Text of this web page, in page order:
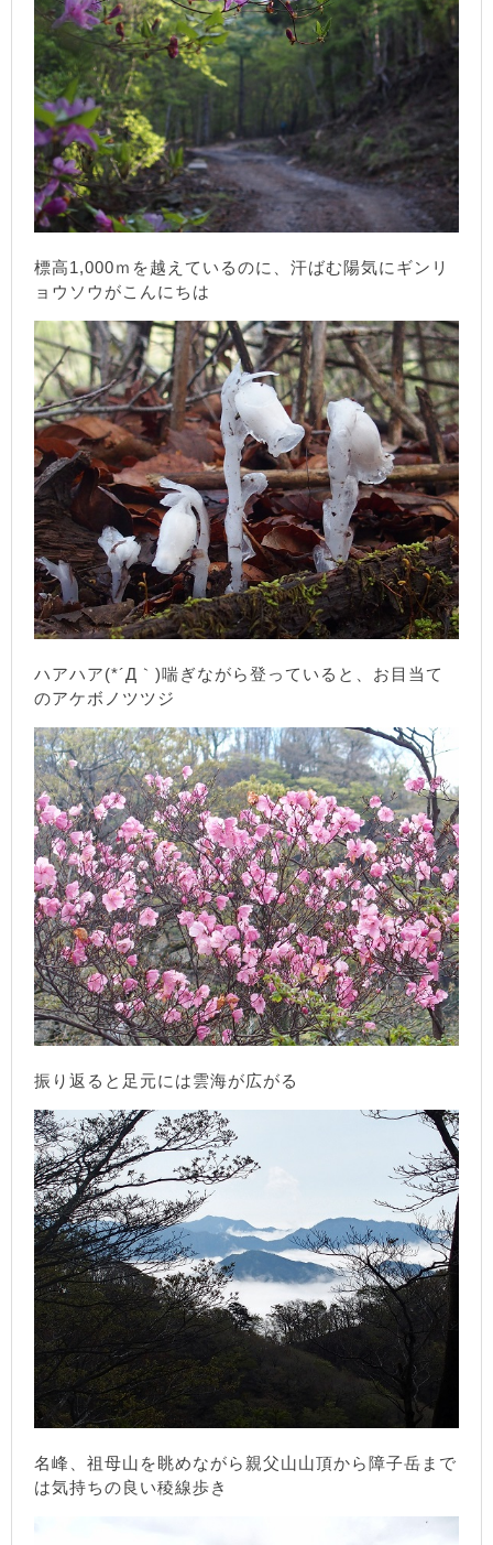
標高1,000ｍを越えているのに、汗ばむ陽気にギンリ
ョウソウがこんにちは
ハアハア(*´Д｀)喘ぎながら登っていると、お目当て
のアケボノツツジ
振り返ると足元には雲海が広がる
名峰、祖母山を眺めながら親父山山頂から障子岳まで
は気持ちの良い稜線歩き